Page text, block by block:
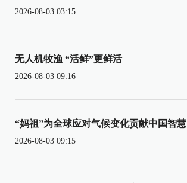
2026-08-03 03:15
无人机牧渔 “活鲜”更鲜活
2026-08-03 09:16
“妈祖”为全球应对气候变化贡献中国智慧
2026-08-03 09:15